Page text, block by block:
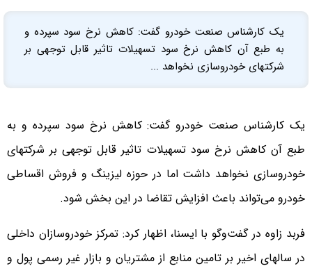
یک کارشناس صنعت خودرو گفت: کاهش نرخ سود سپرده و
به طبع آن کاهش نرخ سود تسهیلات تاثیر قابل توجهی بر
شرکتهای خودروسازی نخواهد ...
یک کارشناس صنعت خودرو گفت: کاهش نرخ سود سپرده و به
طبع آن کاهش نرخ سود تسهیلات تاثیر قابل توجهی بر شرکتهای
خودروسازی نخواهد داشت اما در حوزه لیزینگ و فروش اقساطی
خودرو می‌تواند باعث افزایش تقاضا در این بخش شود.
فربد زاوه در گفت‌وگو با ایسنا، اظهار کرد: تمرکز خودروسازان داخلی
در سالهای اخیر بر تامین منابع از مشتریان و بازار غیر رسمی پول و